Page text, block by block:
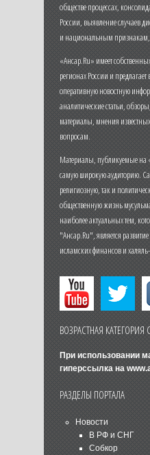
обществе процессах,
России, выявление случаев
и национальным
«Ансар.Ru» имеет
регионах России и
оперативную новостную
аналитические статьи,
материалы, мнения
вопросам.
Материалы, публикуемые на
самую широкую аудиторию.
религиозную, так и
общественную жизнь
наиболее актуальных тем,
"Ансар.Ru", является
исламских финансов и
ВОЗРАСТНАЯ КАТЕГОРИЯ
При использовании
гиперссылка на
РАЗДЕЛЫ ПОРТАЛА
Новости
В РФ и СНГ
Собкор